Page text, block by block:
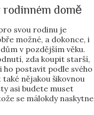
domě
svou rodinu je
možné, a dokonce, i
v pozdějším věku.
zda koupit starší,
ho postavit podle svého
nějakou šikovnou
asi budete muset
se málokdy naskytne